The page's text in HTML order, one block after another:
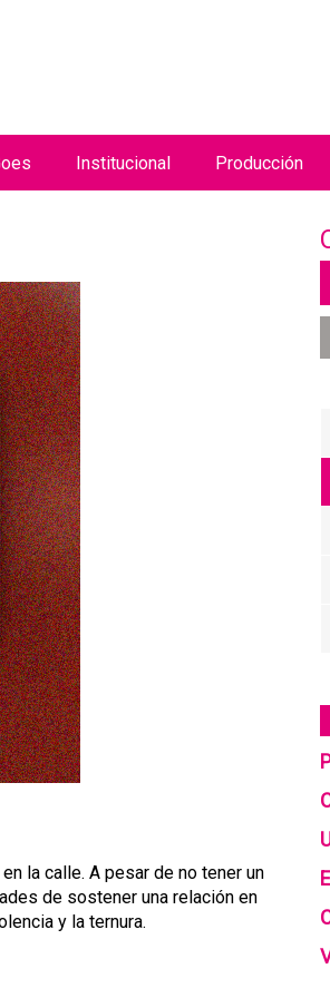
la calle. A pesar de no tener un
de sostener una relación en
y la ternura.
Institucional Producción